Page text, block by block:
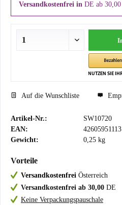
Versandkostenfrei in DE ab 30,00
Auf die Wunschliste
Artikel-Nr.:
SW10720
EAN:
Gewicht:
0,25 kg
Vorteile
Versandkostenfrei Österreich
Versandkostenfrei ab 30,00 DE
Keine Verpackungspauschale